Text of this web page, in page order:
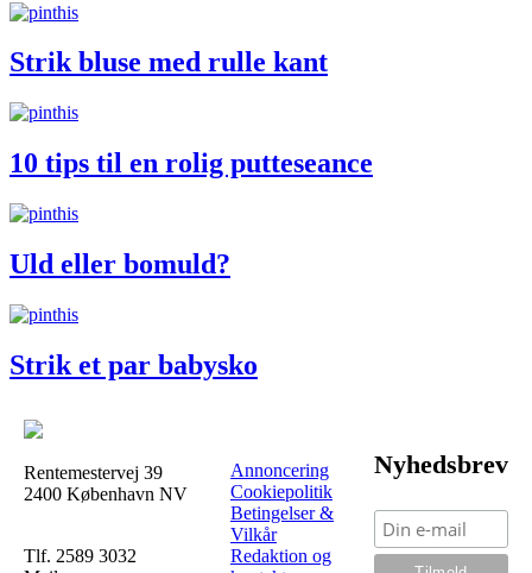
Strik bluse med rulle kant
10 tips til en rolig putteseance
Uld eller bomuld?
Strik et par babysko
Rentemestervej 39
2400 København NV
Tlf. 2589 3032
Annoncering
Cookiepolitik
Betingelser &
Vilkår
Redaktion og
Nyhedsbrev